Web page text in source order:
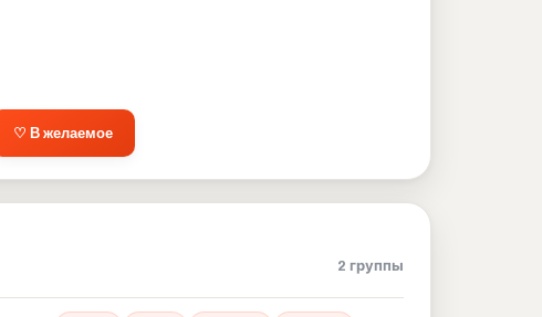
♡ В желаемое
2 группы